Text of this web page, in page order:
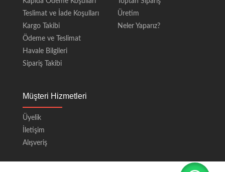
Teslimat ve İade Koşulları
Kargo Takibi
Ödeme ve Teslimat
Havale Bilgileri
Sipariş Takibi
Üretim
Neler Yaparız?
Müşteri Hizmetleri
Üyelik
İletişim
Alışveriş